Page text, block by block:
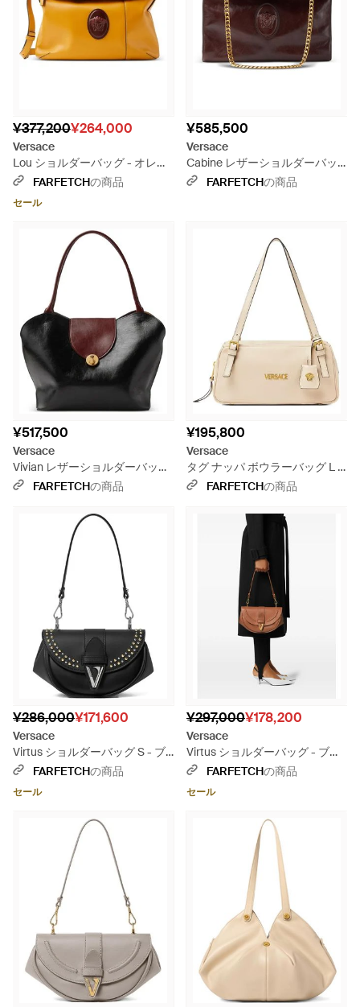
¥377,200¥264,000
Versace
Lou ショルダーバッグ - オレン
ジ
FARFETCHの商品
セール
¥585,500
Versace
Cabine レザーショルダーバッ
グ - ブラウン
FARFETCHの商品
¥517,500
Versace
Vivian レザーショルダーバッグ
L - ブラック
FARFETCHの商品
¥195,800
Versace
タグ ナッパ ボウラーバッグ L -
ナチュラル
FARFETCHの商品
¥286,000¥171,600
Versace
Virtus ショルダーバッグ S - ブ
ラックFARFETCHの商品
セール
¥297,000¥178,200
Versace
Virtus ショルダーバッグ - ブラ
ウンFARFETCHの商品
セール